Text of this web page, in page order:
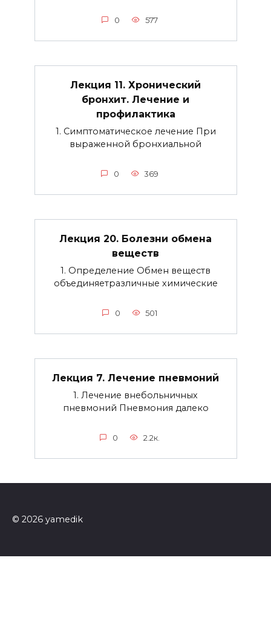
0 577
Лекция 11. Хронический
бронхит. Лечение и
профилактика
1. Симптоматическое лечение При
выраженной бронхиальной
0 369
Лекция 20. Болезни обмена
веществ
1. Определение Обмен веществ
объединяетразличные химические
0 501
Лекция 7. Лечение пневмоний
1. Лечение внебольничных
пневмоний Пневмония далеко
0 2.2к.
© 2026 yamedik